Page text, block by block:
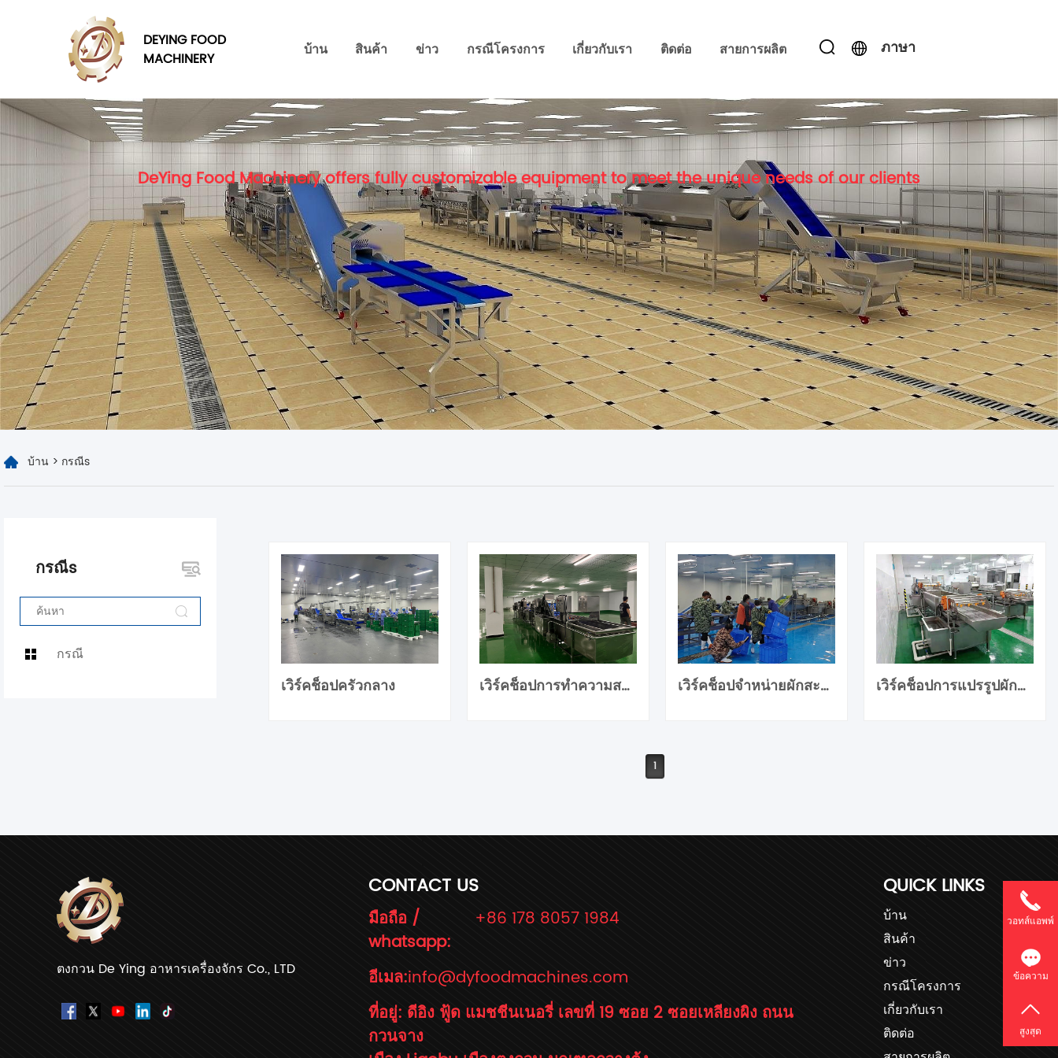
DEYING FOOD
MACHINERY
บ้าน สินค้า ข่าว กรณีโครงการ เกี่ยวกับเรา ติดต่อ สายการผลิต ภาษา
DeYing Food Machinery offers fully customizable equipment to meet the unique needs of our clients
บ้าน > กรณีs
กรณีs
กรณี
เวิร์คช็อปครัวกลาง เวิร์คช็อปการทำความสะอาดผลไม้ เวิร์คช็อปจำหน่ายผักสะอาด เวิร์คช็อปการแปรรูปผักสะอาด
1
ตงกวน De Ying อาหารเครื่องจักร Co., LTD
CONTACT US
มือถือ /
whatsapp:
+86 178 8057 1984
อีเมล:info@dyfoodmachines.com
ที่อยู่: ดีอิง ฟู้ด แมชชีนเนอรี่ เลขที่ 19 ซอย 2 ซอยเหลียงผิง ถนน
กวนจาง
QUICK LINKS
บ้าน
สินค้า
ข่าว
กรณีโครงการ
เกี่ยวกับเรา
ติดต่อ
วอทส์แอพพ์
ข้อความ
สูงสุด